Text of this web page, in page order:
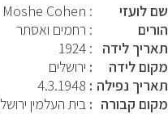
שם לועזי
: Moshe Cohen
הורים
: רחמים ואסתר
תאריך לידה
: 1924
מקום לידה
ירושלים
תאריך נפילה
4.3.1948
מקום קבורה
בית העלמין